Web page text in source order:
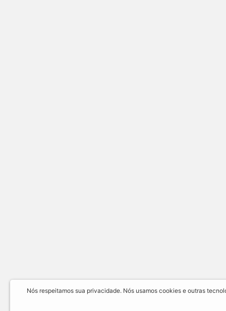
Nós respeitamos sua privacidade. Nós usamos cookies e outras